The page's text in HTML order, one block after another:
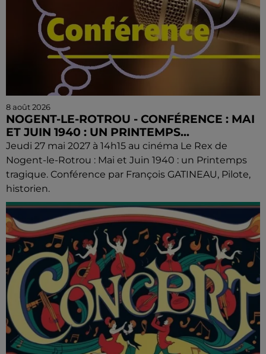
8 août 2026
NOGENT-LE-ROTROU - CONFÉRENCE : MAI
ET JUIN 1940 : UN PRINTEMPS...
Jeudi 27 mai 2027 à 14h15 au cinéma Le Rex de
Nogent-le-Rotrou : Mai et Juin 1940 : un Printemps
tragique. Conférence par François GATINEAU, Pilote,
historien.